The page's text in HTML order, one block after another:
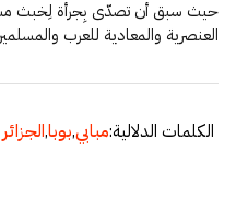
حيث سبق أن تصدّى بِجرأة لِخبث
العنصرية والمعادية للعرب
الكلمات الدلالية:مبابي,بوبا,الجزائر